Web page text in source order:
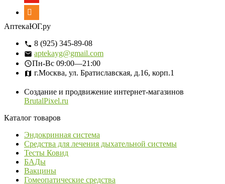
АптекаЮГ.ру
8 (925) 345-89-08
aptekayg@gmail.com
Пн-Вс 09:00—21:00
г.Москва, ул. Братиславская, д.16, корп.1
Создание и продвижение интернет-магазинов
BrutalPixel.ru
Каталог товаров
Эндокринная система
Средства для лечения дыхательной системы
Тесты Ковид
БАДы
Вакцины
Гомеопатические средства